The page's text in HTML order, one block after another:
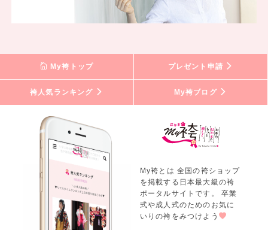
My袴トップ プレゼント申請
袴人気ランキング My袴ブログ
My袴とは 全国の袴ショップ
を掲載する日本最大級の袴
ポータルサイトです。 卒業
式や成人式のためのお気に
いりの袴をみつけよう